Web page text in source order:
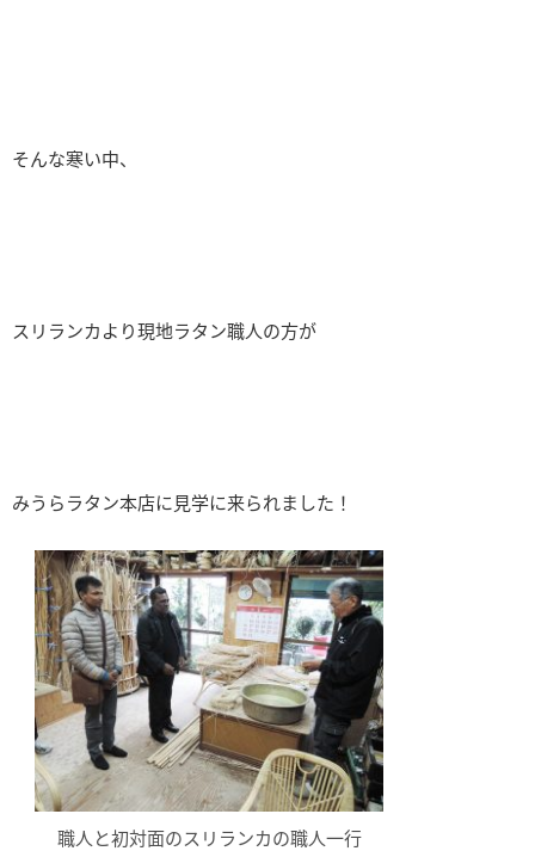
そんな寒い中、
スリランカより現地ラタン職人の方が
みうらラタン本店に見学に来られました！
職人と初対面のスリランカの職人一行